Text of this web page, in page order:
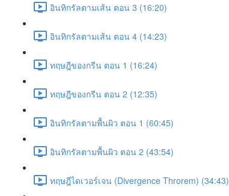
อินทิกรัลตามเส้น ตอน 3 (16:20)
อินทิกรัลตามเส้น ตอน 4 (14:23)
ทฤษฎีของกรีน ตอน 1 (16:24)
ทฤษฎีของกรีน ตอน 2 (12:35)
อินทิกรัลตามพื้นผิว ตอน 1 (60:45)
อินทิกรัลตามพื้นผิว ตอน 2 (43:54)
ทฤษฎีไดเวอร์เจน (Divergence Throrem) (34:43)